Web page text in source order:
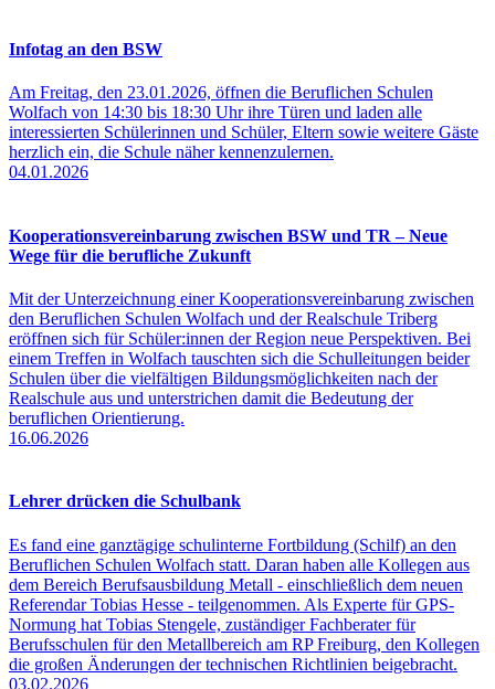
Infotag an den BSW
Am Freitag, den 23.01.2026, öffnen die Beruflichen Schulen
Wolfach von 14:30 bis 18:30 Uhr ihre Türen und laden alle
interessierten Schülerinnen und Schüler, Eltern sowie weitere Gäste
herzlich ein, die Schule näher kennenzulernen.
04.01.2026
Kooperationsvereinbarung zwischen BSW und TR – Neue
Wege für die berufliche Zukunft
Mit der Unterzeichnung einer Kooperationsvereinbarung zwischen
den Beruflichen Schulen Wolfach und der Realschule Triberg
eröffnen sich für Schüler:innen der Region neue Perspektiven. Bei
einem Treffen in Wolfach tauschten sich die Schulleitungen beider
Schulen über die vielfältigen Bildungsmöglichkeiten nach der
Realschule aus und unterstrichen damit die Bedeutung der
beruflichen Orientierung.
16.06.2026
Lehrer drücken die Schulbank
Es fand eine ganztägige schulinterne Fortbildung (Schilf) an den
Beruflichen Schulen Wolfach statt. Daran haben alle Kollegen aus
dem Bereich Berufsausbildung Metall - einschließlich dem neuen
Referendar Tobias Hesse - teilgenommen. Als Experte für GPS-
Normung hat Tobias Stengele, zuständiger Fachberater für
Berufsschulen für den Metallbereich am RP Freiburg, den Kollegen
die großen Änderungen der technischen Richtlinien beigebracht.
03.02.2026